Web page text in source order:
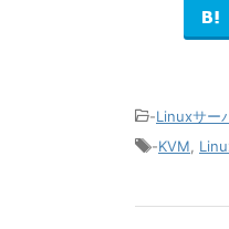
-Linuxサー
-KVM